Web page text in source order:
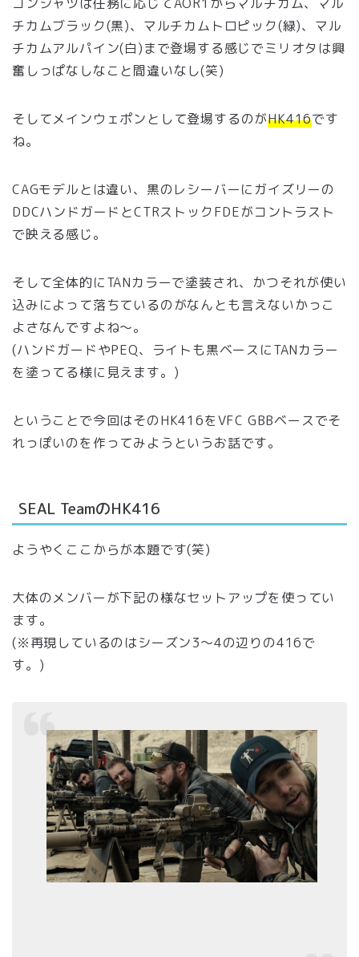
チカムブラック(黒)、マルチカムトロピック(緑)、マル
チカムアルパイン(白)まで登場する感じでミリオタは興
奮しっぱなしなこと間違いなし(笑)
そしてメインウェポンとして登場するのがHK416です
ね。
CAGモデルとは違い、黒のレシーバーにガイズリーの
DDCハンドガードとCTRストックFDEがコントラスト
で映える感じ。
そして全体的にTANカラーで塗装され、かつそれが使い
込みによって落ちているのがなんとも言えないかっこ
よさなんですよね〜。
(ハンドガードやPEQ、ライトも黒ベースにTANカラー
を塗ってる様に見えます。)
ということで今回はそのHK416をVFC GBBベースでそ
れっぽいのを作ってみようというお話です。
SEAL TeamのHK416
ようやくここからが本題です(笑)
大体のメンバーが下記の様なセットアップを使ってい
ます。
(※再現しているのはシーズン3〜4の辺りの416で
す。)